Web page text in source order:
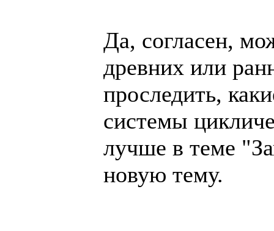
Да, согласен,
древних или
проследить,
системы
лучше в теме
новую тему.